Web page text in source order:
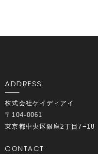
ADDRESS
株式会社ケイディアイ
〒104-0061
東京都中央区銀座2丁目7−18
CONTACT